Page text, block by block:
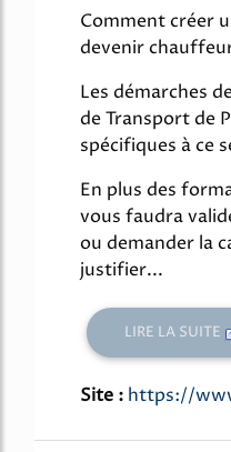
Comment créer
devenir
Les démarches
de Transport de
spécifiques à ce
En plus des
vous faudra
ou demander la
justifier...
LIRE LA SUITE
Site : https://